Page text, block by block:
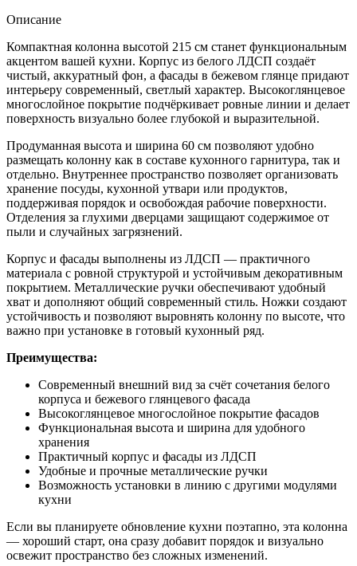
Описание
Компактная колонна высотой 215 см станет функциональным
акцентом вашей кухни. Корпус из белого ЛДСП создаёт
чистый, аккуратный фон, а фасады в бежевом глянце придают
интерьеру современный, светлый характер. Высокоглянцевое
многослойное покрытие подчёркивает ровные линии и делает
поверхность визуально более глубокой и выразительной.
Продуманная высота и ширина 60 см позволяют удобно
размещать колонну как в составе кухонного гарнитура, так и
отдельно. Внутреннее пространство позволяет организовать
хранение посуды, кухонной утвари или продуктов,
поддерживая порядок и освобождая рабочие поверхности.
Отделения за глухими дверцами защищают содержимое от
пыли и случайных загрязнений.
Корпус и фасады выполнены из ЛДСП — практичного
материала с ровной структурой и устойчивым декоративным
покрытием. Металлические ручки обеспечивают удобный
хват и дополняют общий современный стиль. Ножки создают
устойчивость и позволяют выровнять колонну по высоте, что
важно при установке в готовый кухонный ряд.
Преимущества:
Современный внешний вид за счёт сочетания белого
корпуса и бежевого глянцевого фасада
Высокоглянцевое многослойное покрытие фасадов
Функциональная высота и ширина для удобного
хранения
Практичный корпус и фасады из ЛДСП
Удобные и прочные металлические ручки
Возможность установки в линию с другими модулями
кухни
Если вы планируете обновление кухни поэтапно, эта колонна
— хороший старт, она сразу добавит порядок и визуально
освежит пространство без сложных изменений.